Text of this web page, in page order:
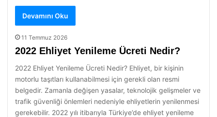
Devamını Oku
11 Temmuz 2026
2022 Ehliyet Yenileme Ücreti Nedir?
2022 Ehliyet Yenileme Ücreti Nedir? Ehliyet, bir kişinin
motorlu taşıtları kullanabilmesi için gerekli olan resmi
belgedir. Zamanla değişen yasalar, teknolojik gelişmeler ve
trafik güvenliği önlemleri nedeniyle ehliyetlerin yenilenmesi
gerekebilir. 2022 yılı itibarıyla Türkiye’de ehliyet yenileme